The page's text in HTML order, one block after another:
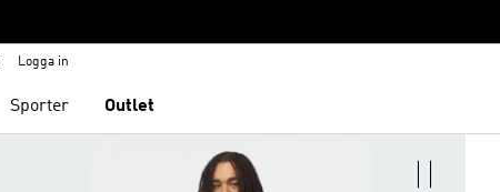
Logga in
Sporter Outlet